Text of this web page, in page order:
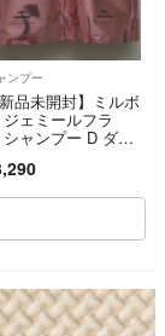
ンプー
新品未開封】ミルボ
ジェミールフラ
シャンプー D ダイ